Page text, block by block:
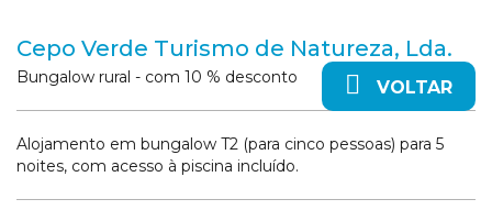
Cepo Verde Turismo de Natureza, Lda.
VOLTAR
Bungalow rural - com 10 % desconto
Alojamento em bungalow T2 (para cinco pessoas) para 5
noites, com acesso à piscina incluído.